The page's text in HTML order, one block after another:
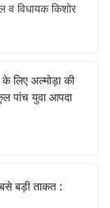
ar
व विधायक किशोर
लिए अल्मोड़ा की
पांच युवा आपदा
बड़ी ताकत :